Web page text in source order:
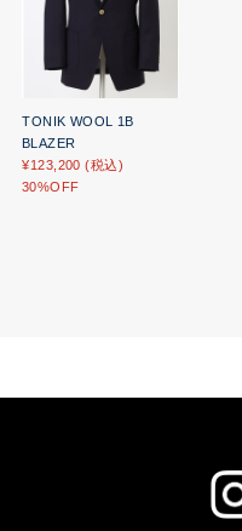
TONIK WOOL 1B
BLAZER
¥123,200 (税込)
30%OFF